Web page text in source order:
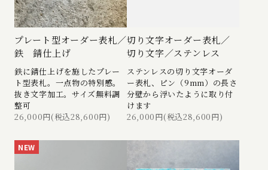
プレート型オーダー表札／
鉄 錆仕上げ
鉄に錆仕上げを施したプレー
ト型表札。一点物の特別感。
抜き文字加工。サイズ無料調
整可
26,000円(税込28,600円)
切り文字オーダー表札／
切り文字／ステンレス
ステンレスの切り文字オーダ
ー表札、ピン（9mm）の長さ
分壁から浮いたように取り付
けます
26,000円(税込28,600円)
NEW